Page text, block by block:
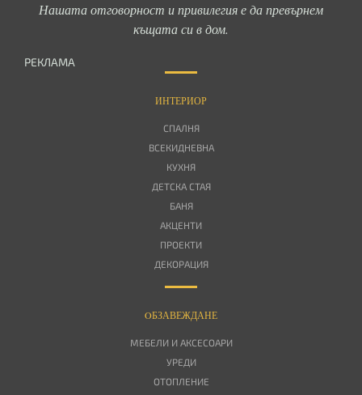
Нашата отговорност и привилегия е да превърнем
къщата си в дом.
РЕКЛАМА
ИНТЕРИОР
СПАЛНЯ
ВСЕКИДНЕВНА
КУХНЯ
ДЕТСКА СТАЯ
БАНЯ
АКЦЕНТИ
ПРОЕКТИ
ДЕКОРАЦИЯ
OБЗАВЕЖДАНЕ
МЕБЕЛИ И АКСЕСОАРИ
УРЕДИ
ОТОПЛЕНИЕ